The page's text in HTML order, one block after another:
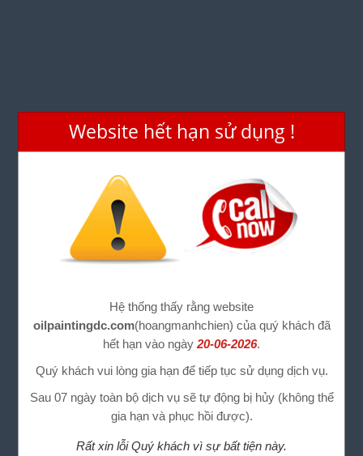
Website hết hạn sử dụng !
Hệ thống thấy rằng website
oilpaintingdc.com(hoangmanhchien) của quý khách đã
hết hạn vào ngày20-06-2026.
Quý khách vui lòng gia hạn để tiếp tục sử dụng dịch vụ.
Sau 07 ngày toàn bộ dịch vụ sẽ tự động bị hủy (không thể
gia hạn và phục hồi được).
Rất xin lỗi Quý khách vì sự bất tiện này.